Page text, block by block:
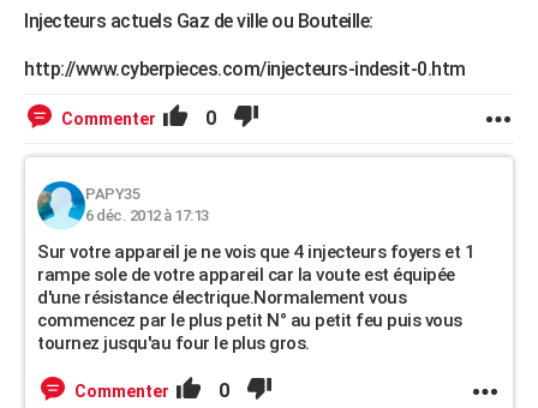
Bricolage
Lifestyle
Culture
Sport
Auto
Television
Voyage
Cinema
Injecteurs actuels Gaz de ville ou Bouteille:
http://www.cyberpieces.com/injecteurs-indesit-0.htm
Commenter 0
PAPY35
6 déc. 2012 à 17:13
Sur votre appareil je ne vois que 4 injecteurs foyers et 1
rampe sole de votre appareil car la voute est équipée
d'une résistance électrique.Normalement vous
commencez par le plus petit N° au petit feu puis vous
tournez jusqu'au four le plus gros.
Commenter 0